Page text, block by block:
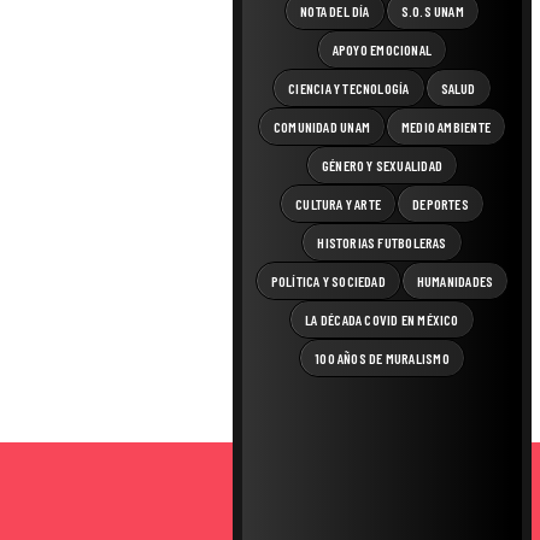
NOTA DEL DÍA S.O.S UNAM
APOYO EMOCIONAL
CIENCIA Y TECNOLOGÍA SALUD
COMUNIDAD UNAM MEDIO AMBIENTE
GÉNERO Y SEXUALIDAD
CULTURA Y ARTE DEPORTES
HISTORIAS FUTBOLERAS
POLÍTICA Y SOCIEDAD HUMANIDADES
LA DÉCADA COVID EN MÉXICO
100 AÑOS DE MURALISMO